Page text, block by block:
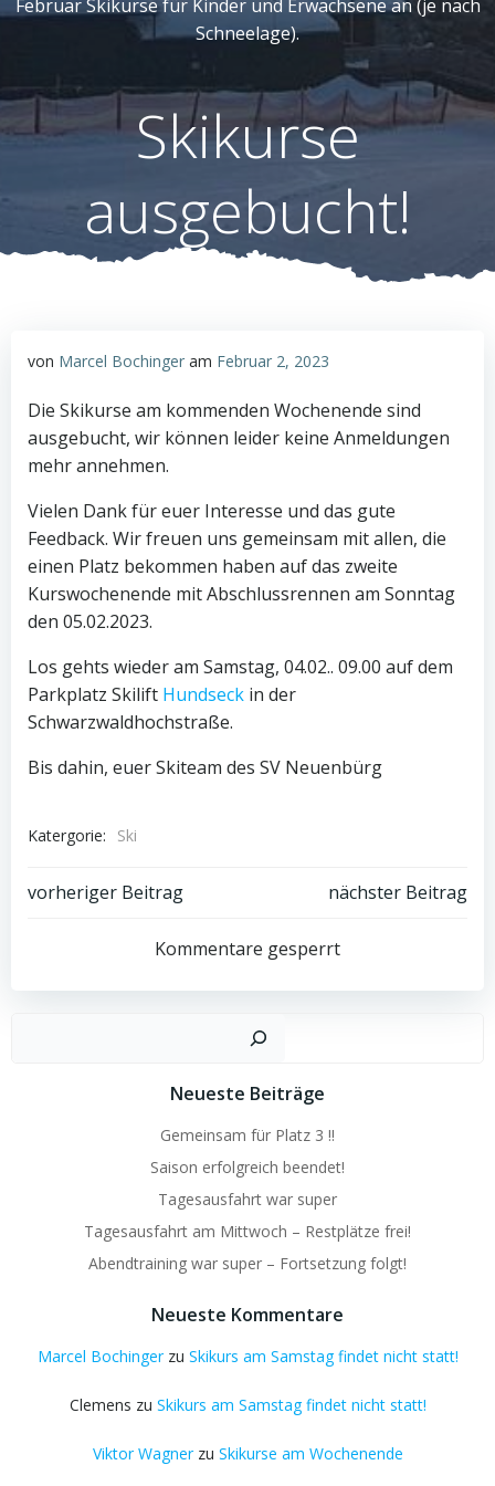
Februar Skikurse für Kinder und Erwachsene an (je nach
Schneelage).
Skikurse
ausgebucht!
von Marcel Bochinger am Februar 2, 2023
Die Skikurse am kommenden Wochenende sind
ausgebucht, wir können leider keine Anmeldungen
mehr annehmen.
Vielen Dank für euer Interesse und das gute
Feedback. Wir freuen uns gemeinsam mit allen, die
einen Platz bekommen haben auf das zweite
Kurswochenende mit Abschlussrennen am Sonntag
den 05.02.2023.
Los gehts wieder am Samstag, 04.02.. 09.00 auf dem
Parkplatz Skilift Hundseck in der
Schwarzwaldhochstraße.
Bis dahin, euer Skiteam des SV Neuenbürg
Katergorie: Ski
Post
navigation
vorheriger Beitrag
Post
navigation
nächster Beitrag
Kommentare gesperrt
Suchen
Neueste Beiträge
Gemeinsam für Platz 3 !!
Saison erfolgreich beendet!
Tagesausfahrt war super
Tagesausfahrt am Mittwoch – Restplätze frei!
Abendtraining war super – Fortsetzung folgt!
Neueste Kommentare
Marcel Bochingerzu Skikurs am Samstag findet nicht statt!
Clemens zu Skikurs am Samstag findet nicht statt!
Viktor Wagnerzu Skikurse am Wochenende